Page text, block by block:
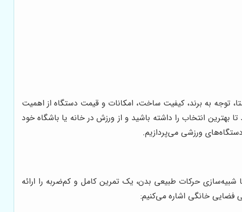
توجه به برند، کیفیت ساخت، امکانات و قیمت دستگاه از اهمیت
انتخاب را داشته باشید و از ورزش در خانه یا باشگاه خود
ورزشی می‌پردازیم.
شبیه‌سازی حرکات طبیعی بدن، یک تمرین کامل و کم‌ضربه را ارائه
فضایی خانگی اشاره می‌کنیم: